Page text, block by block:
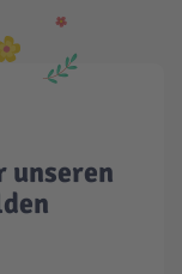
unseren